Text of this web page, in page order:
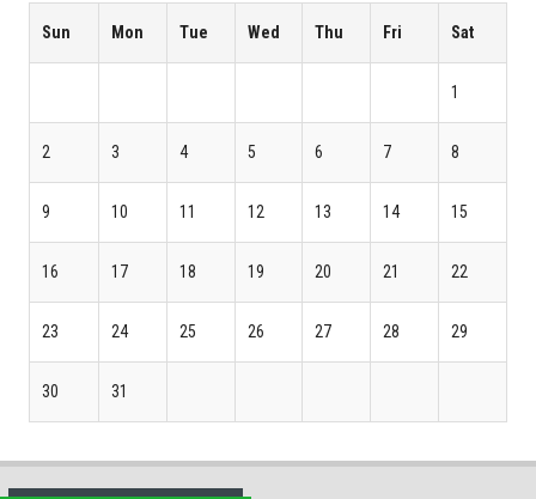
Sun Mon Tue Wed Thu Fri Sat
1
2 3 4 5 6 7 8
9 10 11 12 13 14 15
16 17 18 19 20 21 22
23 24 25 26 27 28 29
30 31